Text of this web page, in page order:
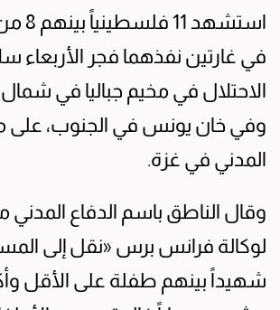
في غارتين نفذهما فجر الأربعاء
الاحتلال في مخيم جباليا في
وفي خان يونس في الجنوب، على ما
المدني في غزة.
وقال الناطق باسم الدفاع
شهيداً بينهم طفلة على الأقل